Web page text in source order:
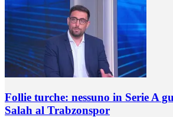
Follie turche: nessuno in Serie A
Salah al Trabzonspor